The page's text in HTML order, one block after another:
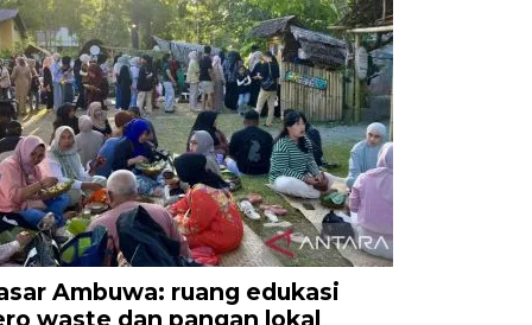
Ambuwa: ruang edukasi
waste dan pangan lokal